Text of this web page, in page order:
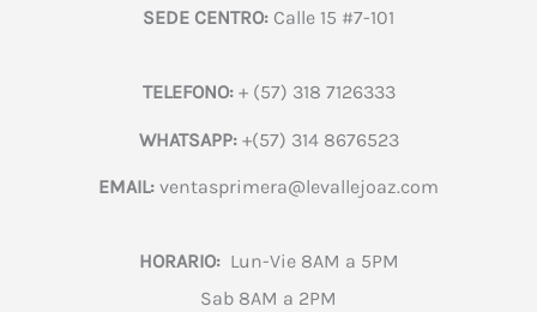
SEDE CENTRO: Calle 15 #7-101
TELEFONO:+ (57) 318 7126333
WHATSAPP:+(57) 314 8676523
EMAIL: ventasprimera@levallejoaz.com
HORARIO:Lun-Vie 8AM a 5PM
Sab 8AM a 2PM